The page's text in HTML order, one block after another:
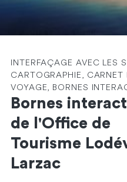
INTERFAÇAGE AVEC LES
CARTOGRAPHIE, CARNET
VOYAGE, BORNES
Bornes
de l'Office de
Tourisme
Larzac